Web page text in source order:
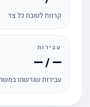
קרנות לטובת כל צד
עבירות
— / —
עבירות שנרשמו במשחק